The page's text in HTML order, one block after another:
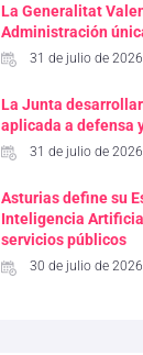
La Generalitat
Administración
31 de julio de 2026
La Junta
aplicada a defensa
31 de julio de 2026
Asturias define su
Inteligencia
servicios públicos
30 de julio de 2026